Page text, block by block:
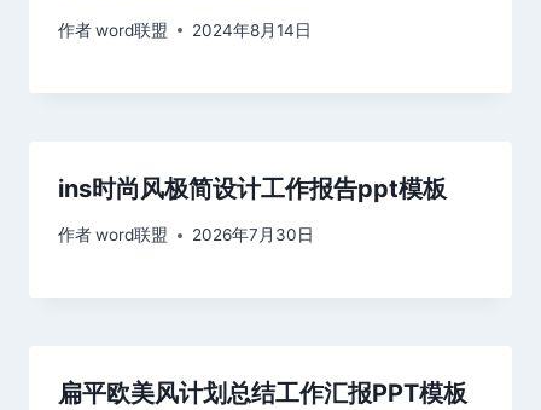
作者word联盟 2024年8月14日
ins时尚风极简设计工作报告ppt模板
作者word联盟 2026年7月30日
扁平欧美风计划总结工作汇报PPT模板